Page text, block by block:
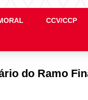
CCV/CCP
do Ramo